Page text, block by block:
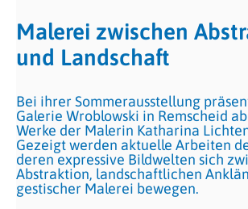
Malerei zwischen
und Landschaft
Bei ihrer Sommerausstellung
Galerie Wroblowski in Remscheid
Werke der Malerin Katharina
Gezeigt werden aktuelle Arbeiten
deren expressive Bildwelten sich
Abstraktion, landschaftlichen
gestischer Malerei bewegen.